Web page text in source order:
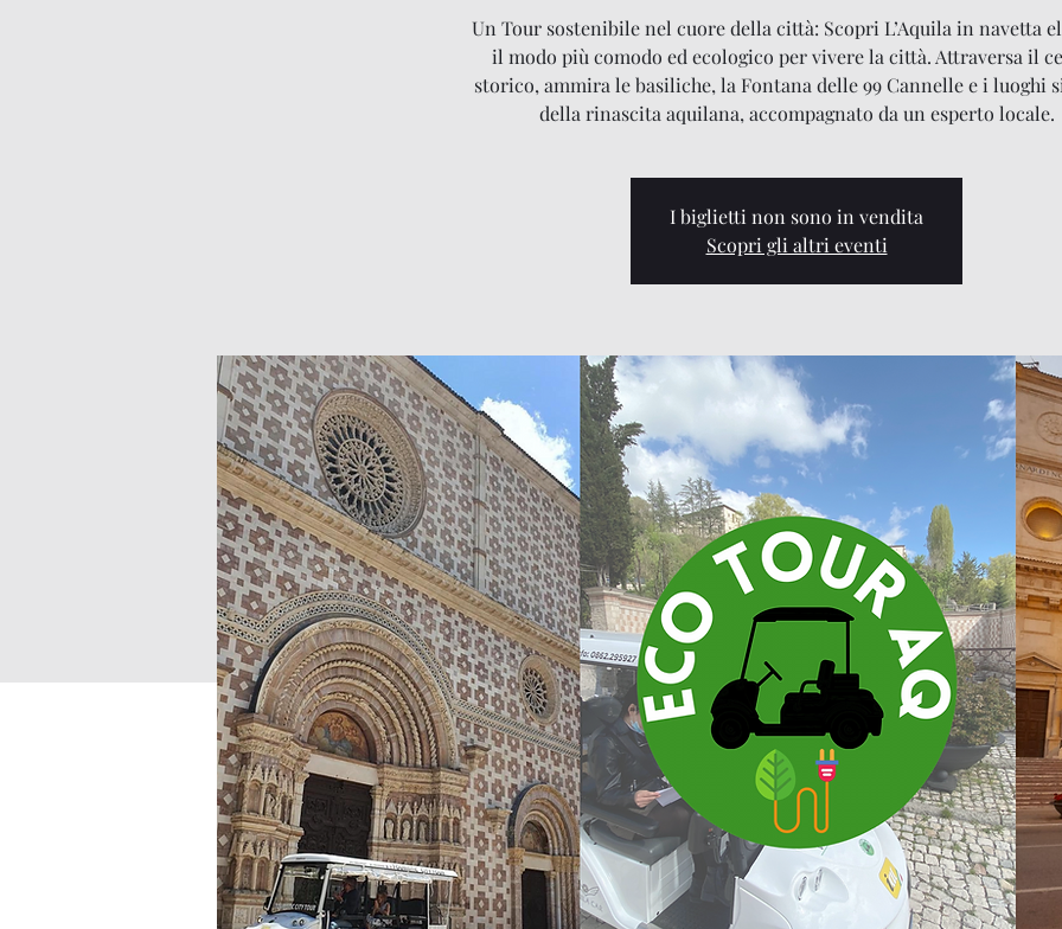
Un Tour sostenibile nel cuore della città: Scopri L’Aquila in navetta
il modo più comodo ed ecologico per vivere la città. Attraversa il
storico, ammira le basiliche, la Fontana delle 99 Cannelle e i luoghi
della rinascita aquilana, accompagnato da un esperto locale.
I biglietti non sono in vendita
Scopri gli altri eventi